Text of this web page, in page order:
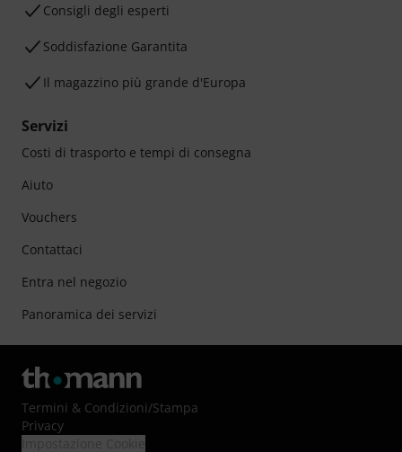
Consigli degli esperti
Soddisfazione Garantita
Il magazzino più grande d'Europa
Servizi
Costi di trasporto e tempi di consegna
Aiuto
Vouchers
Contattaci
Entra nel negozio
Panoramica dei servizi
Termini & Condizioni/Stampa
Privacy